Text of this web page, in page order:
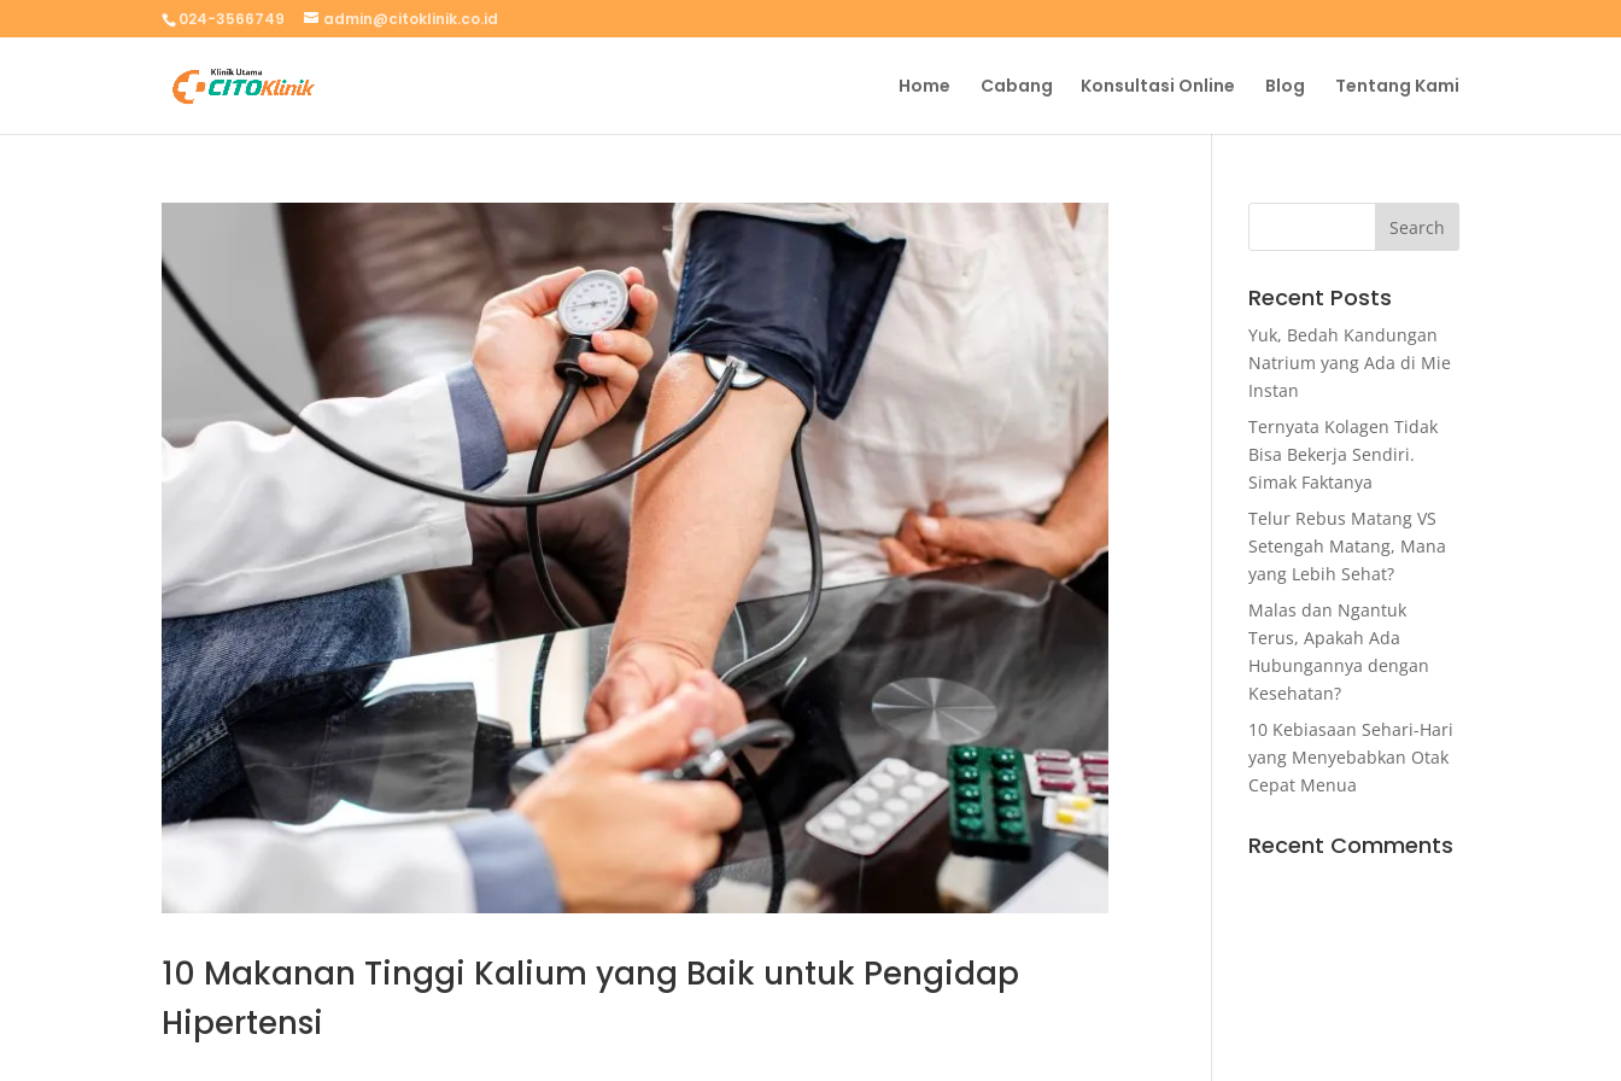
024-3566749 admin@citoklinik.co.id
Home Cabang Konsultasi Online Blog Tentang Kami
10 Makanan Tinggi Kalium yang Baik untuk Pengidap
Hipertensi
Recent Posts
Yuk, Bedah Kandungan
Natrium yang Ada di Mie
Instan
Ternyata Kolagen Tidak
Bisa Bekerja Sendiri.
Simak Faktanya
Telur Rebus Matang VS
Setengah Matang, Mana
yang Lebih Sehat?
Malas dan Ngantuk
Terus, Apakah Ada
Hubungannya dengan
Kesehatan?
10 Kebiasaan Sehari-Hari
yang Menyebabkan Otak
Cepat Menua
Recent Comments